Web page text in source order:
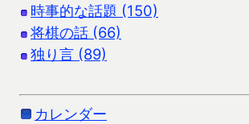
時事的な話題 (150)
将棋の話 (66)
独り言 (89)
カレンダー